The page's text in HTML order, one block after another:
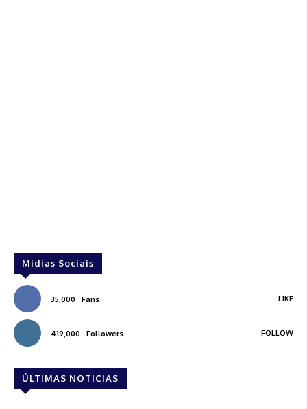
Midias Sociais
35,000 Fans LIKE
419,000 Followers FOLLOW
ÚLTIMAS NOTICIAS